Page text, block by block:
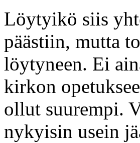
Löytyikö siis
päästiin, mutta
löytyneen. Ei
kirkon
ollut suurempi.
nykyisin usein